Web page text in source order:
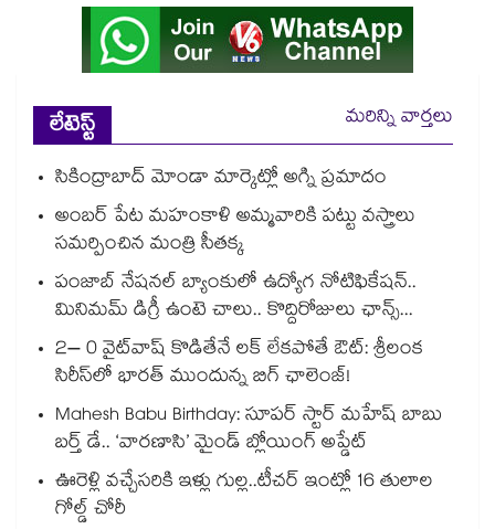
లేటెస్ట్
మరిన్ని వార్తలు
సికింద్రాబాద్ మోండా మార్కెట్లో అగ్ని ప్రమాదం
అంబర్ పేట మహంకాళి అమ్మవారికి పట్టు వస్త్రాలు
సమర్పించిన మంత్రి సీతక్క
పంజాబ్ నేషనల్ బ్యాంకులో ఉద్యోగ నోటిఫికేషన్..
మినిమమ్ డిగ్రీ ఉంటె చాలు.. కొద్దిరోజులు ఛాన్స్...
2– 0 వైట్‌వాష్ కొడితేనే లక్ లేకపోతే ఔట్: శ్రీలంక
సిరీస్‌లో భారత్ ముందున్న బిగ్ ఛాలెంజ్!
Mahesh Babu Birthday: సూపర్ స్టార్ మహేష్ బాబు
బర్త్ డే.. ‘వారణాసి’ మైండ్ బ్లోయింగ్ అప్డేట్
ఊరెళ్లి వచ్చేసరికి ఇళ్లు గుల్ల..టీచర్ ఇంట్లో 16 తులాల
గోల్డ్ చోరీ